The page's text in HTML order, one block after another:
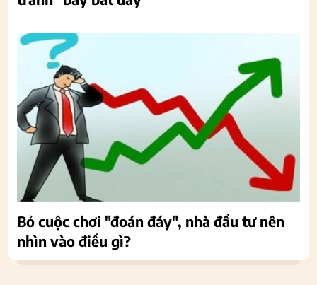
Bỏ cuộc chơi "đoán đáy", nhà đầu tư nên
nhìn vào điều gì?